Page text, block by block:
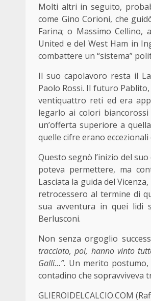
Molti altri in seguito,
come Gino Corioni, che
Farina; o Massimo Cellino,
United e del West Ham in
combattere un “sistema”
Il suo capolavoro resta il
Paolo Rossi. Il futuro
ventiquattro reti ed era
legarlo ai colori biancorossi
un’offerta superiore a
quelle cifre erano
Questo segnò l’inizio del
poteva permettere, ma
Lasciata la guida del
retrocessero al termine di
sua avventura in quei lidi
Berlusconi.
Non senza orgoglio
tracciato, poi, hanno vinto
Galli…”. Un merito
contadino che sopravviveva
GLIEROIDELCALCIO.COM